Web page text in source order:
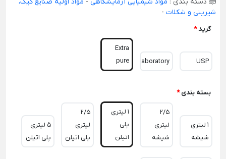
شیرینی و شکلات -
گرید*
USP
Laboratory
Extra
pure
بسته بندی *
1 لیتری
شیشه
2/5
لیتری
شیشه
1 لیتری
پلی
اتیلن
2/5
لیتری
پلی اتیلن
5 لیتری
پلی اتیلن